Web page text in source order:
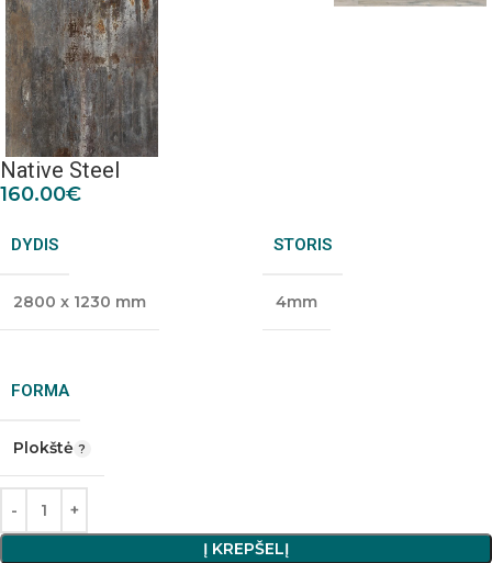
Native Steel
160.00€
DYDIS
2800 x 1230 mm
STORIS
4mm
FORMA
Plokštė
Į KREPŠELĮ